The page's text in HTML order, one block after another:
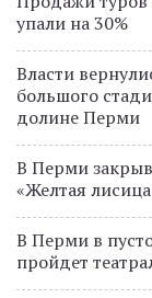
упали на 30%
Власти
большого
долине Перми
В Перми
«Желтая
В Перми в
пройдет